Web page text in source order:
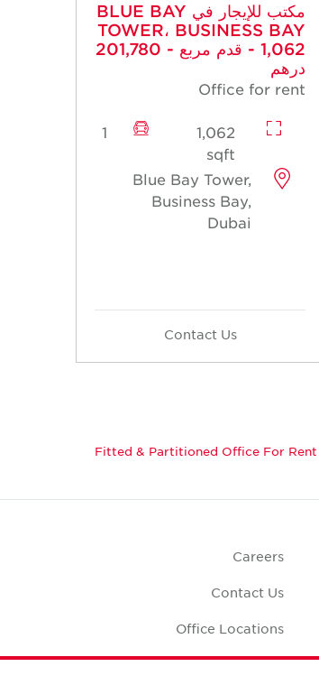
مكتب للإيجار في BLUE BAY
TOWER، BUSINESS BAY
- 1,062 قدم مربع - 201,780
درهم
Office for rent
1,062
sqft
1
Blue Bay Tower,
Business Bay,
Dubai
Contact Us
Fitted & Partitioned Office For Rent
Careers
Contact Us
Office Locations
Corporate Social